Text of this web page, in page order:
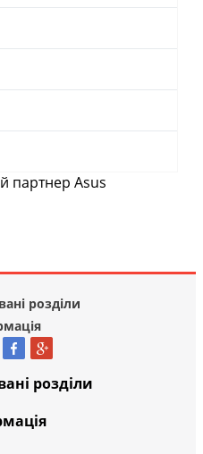
розділи
розділи